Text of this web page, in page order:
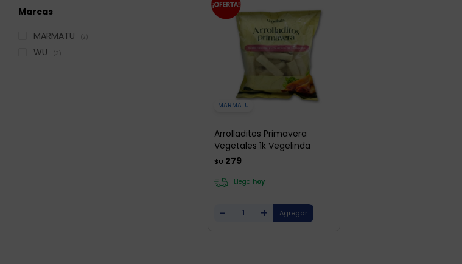
MARMATU
Arrolladitos Primavera
Vegetales 1k Vegelinda
$U 279
Llega hoy
- +
Marcas
MARMATU
(2)
WU (3)